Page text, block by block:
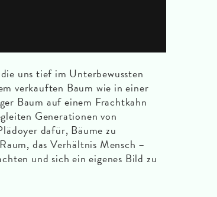
uns tief im Unterbewussten
verkauften Baum wie in einer
Baum auf einem Frachtkahn
Generationen von
dafür, Bäume zu
das Verhältnis Mensch –
und sich ein eigenes Bild zu